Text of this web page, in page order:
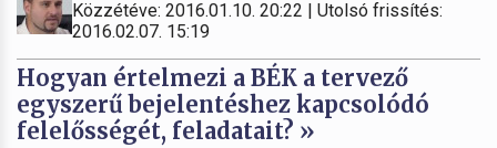
Közzétéve: 2016.01.10. 20:22 | Utolsó frissítés:
2016.02.07. 15:19
Hogyan értelmezi a BÉK a tervező
egyszerű bejelentéshez kapcsolódó
felelősségét, feladatait? »